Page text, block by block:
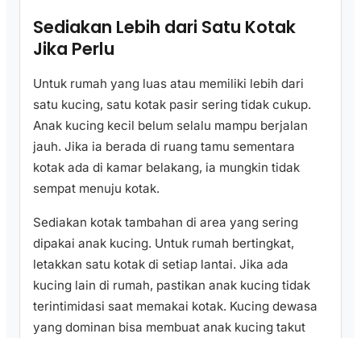
Sediakan Lebih dari Satu Kotak
Jika Perlu
Untuk rumah yang luas atau memiliki lebih dari
satu kucing, satu kotak pasir sering tidak cukup.
Anak kucing kecil belum selalu mampu berjalan
jauh. Jika ia berada di ruang tamu sementara
kotak ada di kamar belakang, ia mungkin tidak
sempat menuju kotak.
Sediakan kotak tambahan di area yang sering
dipakai anak kucing. Untuk rumah bertingkat,
letakkan satu kotak di setiap lantai. Jika ada
kucing lain di rumah, pastikan anak kucing tidak
terintimidasi saat memakai kotak. Kucing dewasa
yang dominan bisa membuat anak kucing takut